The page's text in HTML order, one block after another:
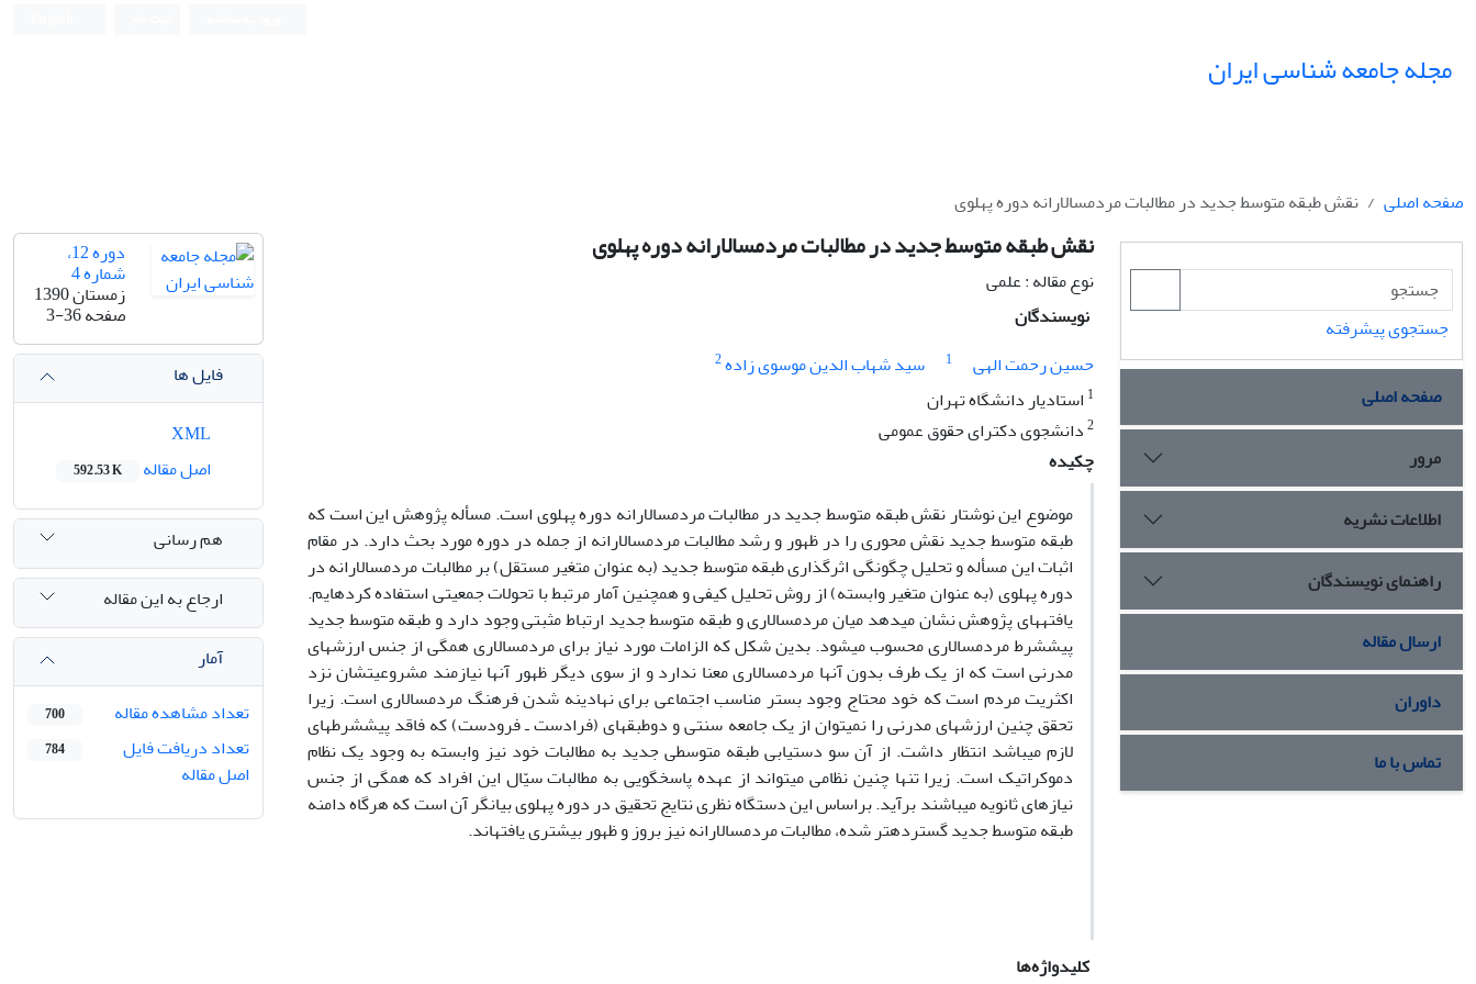
مجله جامعه شناسی ایران
صفحه اصلی نقش طبقه متوسط جدید در مطالبات مردمسالارانه دوره پهلوى
نقش طبقه متوسط جدید در مطالبات مردمسالارانه دوره پهلوى
نوع مقاله : علمی
نویسندگان
حسین رحمت الهى
1 سید شهاب الدین موسوى زاده2
1 استادیار دانشگاه تهران
2دانشجوى دکتراى حقوق عمومى
چکیده
موضوع این نوشتار نقش طبقه متوسط جدید در مطالبات مردمسالارانه دوره پهلوى است. مسأله پژوهش این است که
طبقه متوسط جدید نقش محورى را در ظهور و رشد مطالبات مردمسالارانه از جمله در دوره مورد بحث دارد. در مقام
اثبات این مسأله و تحلیل چگونگى اثرگذارى طبقه متوسط جدید (به عنوان متغیر مستقل) بر مطالبات مردمسالارانه در
دوره پهلوى (به عنوان متغیر وابسته) از روش تحلیل کیفى و همچنین آمار مرتبط با تحولات جمعیتى استفاده کردهایم.
یافتههاى پژوهش نشان مىدهد میان مردمسالارى و طبقه متوسط جدید ارتباط مثبتى وجود دارد و طبقه متوسط جدید
پیششرط مردمسالارى محسوب مىشود. بدین شکل که الزامات مورد نیاز براى مردمسالارى همگى از جنس ارزشهاى
مدرنى است که از یک طرف بدون آنها مردمسالارى معنا ندارد و از سوى دیگر ظهور آنها نیازمند مشروعیتشان نزد
اکثریت مردم است که خود محتاج وجود بستر مناسب اجتماعى براى نهادینه شدن فرهنگ مردمسالارى است. زیرا
تحقق چنین ارزشهاى مدرنى را نمىتوان از یک جامعه سنتى و دوطبقهاى (فرادست ـ فرودست) که فاقد پیششرطهاى
لازم مىباشد انتظار داشت. از آن سو دستیابى طبقه متوسطى جدید به مطالبات خود نیز وابسته به وجود یک نظام
دموکراتیک است. زیرا تنها چنین نظامى مىتواند از عهده پاسخگویى به مطالبات سیّال این افراد که همگى از جنس
نیازهاى ثانویه مىباشند برآید. براساس این دستگاه نظرى نتایج تحقیق در دوره پهلوى بیانگر آن است که هرگاه دامنه
طبقه متوسط جدید گستردهتر شده، مطالبات مردمسالارانه نیز بروز و ظهور بیشترى یافتهاند.
کلیدواژه‌ها
دوره 12،
شماره 4
زمستان 1390
صفحه3-36
فایل ها
اصل مقاله
592.53 K
هم رسانی
ارجاع به این مقاله
آمار
تعداد مشاهده مقاله
700
تعداد دریافت فایل
اصل مقاله
784
جستجوی پیشرفته
صفحه اصلی
مرور
اطلاعات نشریه
راهنمای نویسندگان
ارسال مقاله
داوران
تماس با ما